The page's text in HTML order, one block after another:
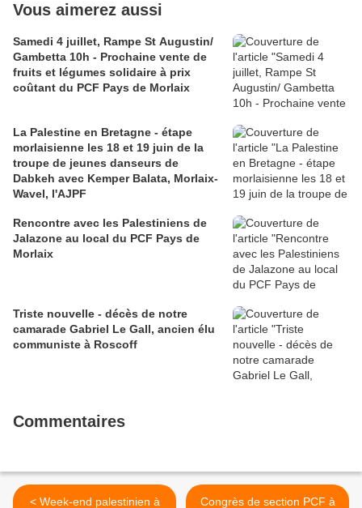
Vous aimerez aussi
Samedi 4 juillet, Rampe St Augustin/
Gambetta 10h - Prochaine vente de
fruits et légumes solidaire à prix
coûtant du PCF Pays de Morlaix
La Palestine en Bretagne - étape
morlaisienne les 18 et 19 juin de la
troupe de jeunes danseurs de
Dabkeh avec Kemper Balata, Morlaix-
Wavel, l'AJPF
Rencontre avec les Palestiniens de
Jalazone au local du PCF Pays de
Morlaix
Triste nouvelle - décès de notre
camarade Gabriel Le Gall, ancien élu
communiste à Roscoff
Commentaires
< Week-end palestinien à
Congrès de section PCF à